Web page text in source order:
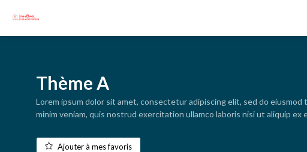
Thème A
Lorem ipsum dolor sit amet, consectetur adipiscing elit, sed do
minim veniam, quis nostrud exercitation ullamco laboris nisi ut aliquip ex
Ajouter à mes favoris